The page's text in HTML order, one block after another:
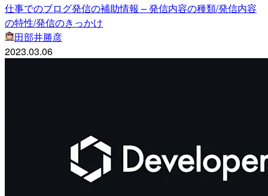
仕事でのブログ発信の補助情報 – 発信内容の種類/発信内容
の特性/発信のきっかけ
田部井勝彦
2023.03.06